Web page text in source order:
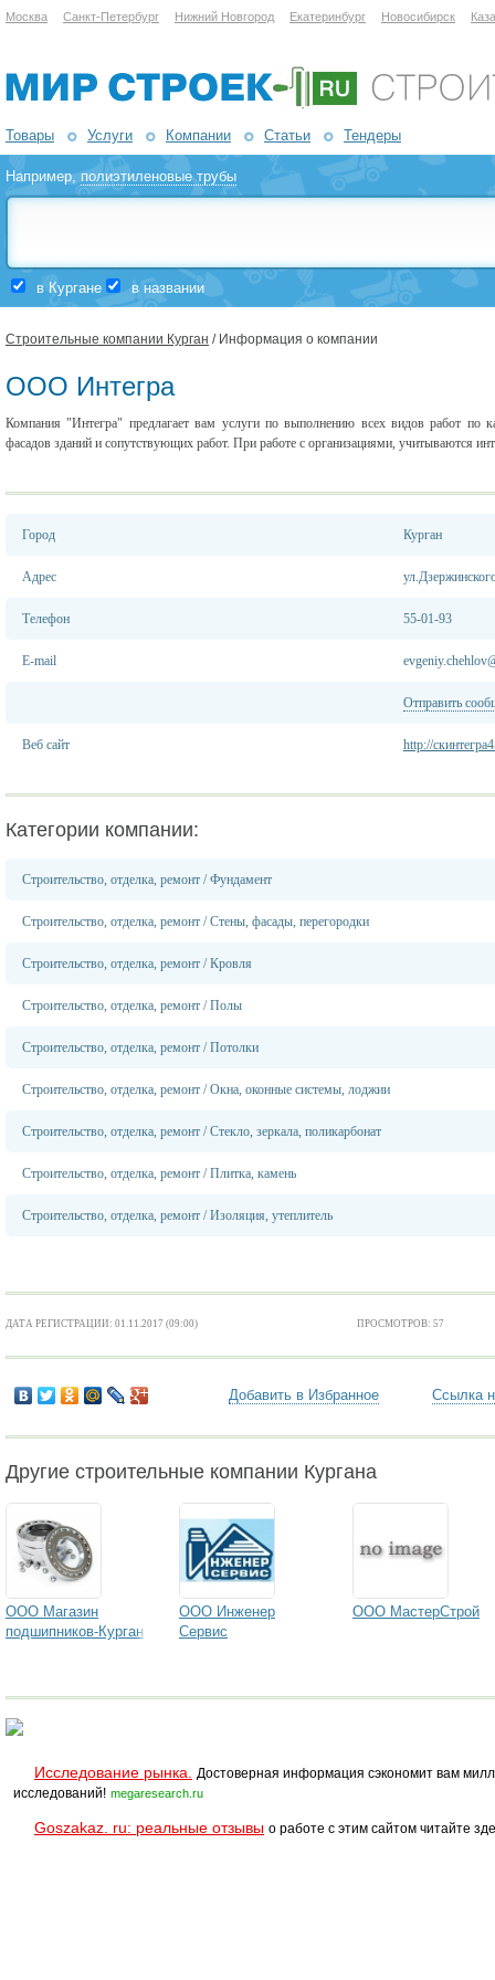
Москва Санкт-Петербург Нижний Новгород Екатеринбург Новосибирск
Товары Услуги Компании Статьи Тендеры
Например,полиэтиленовые трубы
в Кургане в названии
Строительные компании Курган / Информация о компании
ООО Интегра
Компания "Интегра" предлагает вам услуги по выполнению всех видов работ по
фасадов зданий и сопутствующих работ. При работе с организациями, учитываются
Город Курган
Адрес
Телефон 55-01-93
E-mail
Отправить
Веб сайт http://
Категории компании:
Строительство, отделка, ремонт /Фундамент
Строительство, отделка, ремонт /Стены, фасады, перегородки
Строительство, отделка, ремонт /Кровля
Строительство, отделка, ремонт /Полы
Строительство, отделка, ремонт /Потолки
Строительство, отделка, ремонт /Окна, оконные системы, лоджии
Строительство, отделка, ремонт /Стекло, зеркала, поликарбонат
Строительство, отделка, ремонт /Плитка, камень
Строительство, отделка, ремонт /Изоляция, утеплитель
ДАТА РЕГИСТРАЦИИ: 01.11.2017 (09:00) ПРОСМОТРОВ: 57
Добавить в Избранное Ссылка
Другие строительные компании Кургана
ООО Магазин
подшипников-Курган
ООО Инженер
Сервис
ООО МастерСтрой
Исследование рынка.
Достоверная информация сэкономит вам
исследований! megaresearch.ru
Goszakaz. ru: реальные отзывы о работе с этим сайтом читайте